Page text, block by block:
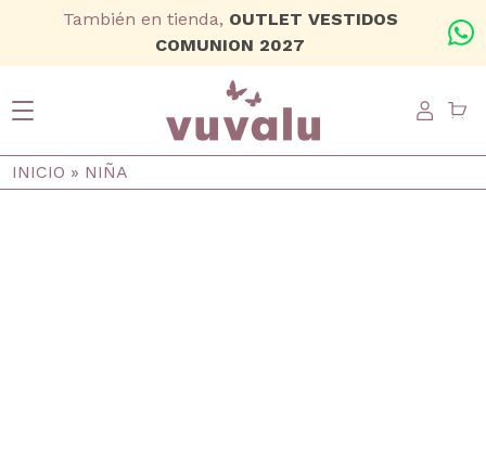
Ir al contenido principal
También en tienda, OUTLET VESTIDOS
COMUNION 2027
Ruta de navegación
INICIO NIÑA